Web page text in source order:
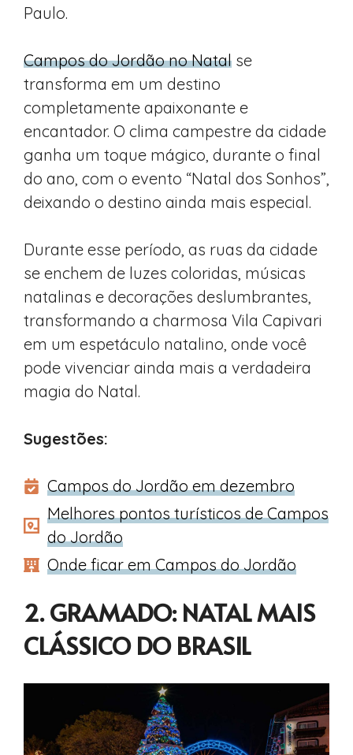
Paulo.
Campos do Jordão no Natal se
transforma em um destino
completamente apaixonante e
encantador. O clima campestre da cidade
ganha um toque mágico, durante o final
do ano, com o evento “Natal dos Sonhos”,
deixando o destino ainda mais especial.
Durante esse período, as ruas da cidade
se enchem de luzes coloridas, músicas
natalinas e decorações deslumbrantes,
transformando a charmosa Vila Capivari
em um espetáculo natalino, onde você
pode vivenciar ainda mais a verdadeira
magia do Natal.
Sugestões:
Campos do Jordão em dezembro
Melhores pontos turísticos de Campos
do Jordão
Onde ficar em Campos do Jordão
2. GRAMADO: NATAL MAIS
CLÁSSICO DO BRASIL